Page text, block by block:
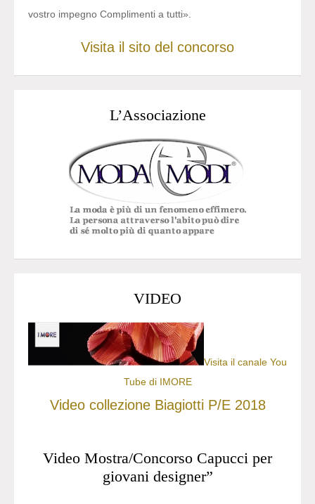
vostro impegno Complimenti a tutti».
Visita il sito del concorso
L’Associazione
VIDEO
Visita il canale You
Tube di IMORE
Video collezione Biagiotti P/E 2018
Video Mostra/Concorso Capucci per
giovani designer”